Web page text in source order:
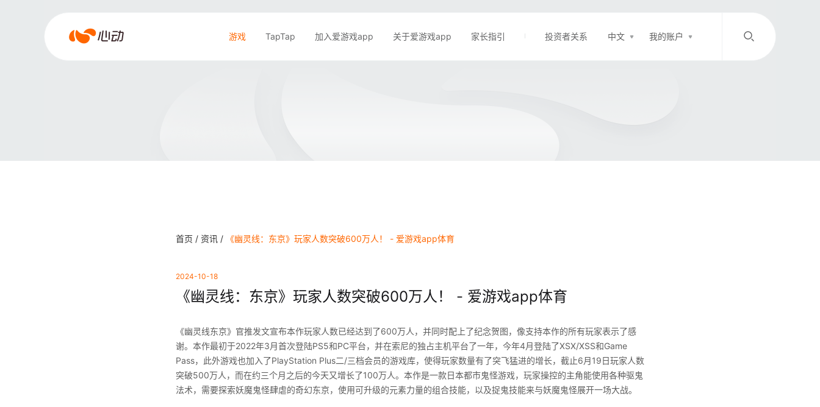
爱
游戏 TapTap 加入爱游戏app 关于爱游戏app 家长指引 投资者关系 中文 我的账户
/
首页 / 资讯 / 《幽灵线：东京》玩家人数突破600万人！ - 爱游戏app体育
2024-10-18
《幽灵线：东京》玩家人数突破600万人！ - 爱游戏app体育
《幽灵线东京》官推发文宣布本作玩家人数已经达到了600万人，并同时配上了纪念贺图，像支持本作的所有玩家表示了感
谢。本作最初于2022年3月首次登陆PS5和PC平台，并在索尼的独占主机平台了一年，今年4月登陆了XSX/XSS和Game
Pass，此外游戏也加入了PlayStation Plus二/三档会员的游戏库，使得玩家数量有了突飞猛进的增长，截止6月19日玩家人数
突破500万人，而在约三个月之后的今天又增长了100万人。本作是一款日本都市鬼怪游戏，玩家操控的主角能使用各种驱鬼
法术，需要探索妖魔鬼怪肆虐的奇幻东京，使用可升级的元素力量的组合技能，以及捉鬼技能来与妖魔鬼怪展开一场大战。